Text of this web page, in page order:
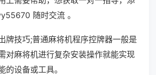
随时交流 。
牌技巧;普通麻将机程序控牌器一般是
对麻将机进行复杂安装操作就能实现
的设备或工具。